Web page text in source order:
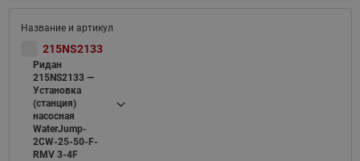
215NS2133
Ридан
215NS2133 —
Установка
(станция)
насосная
WaterJump-
2CW-25-50-F-
RMV 3-4F